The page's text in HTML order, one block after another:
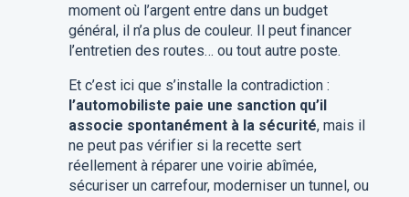
moment où l’argent entre dans un budget
général, il n’a plus de couleur. Il peut financer
l’entretien des routes… ou tout autre poste.
Et c’est ici que s’installe la contradiction :
l’automobiliste paie une sanction qu’il
associe spontanément à la sécurité, mais il
ne peut pas vérifier si la recette sert
réellement à réparer une voirie abîmée,
sécuriser un carrefour, moderniser un tunnel, ou